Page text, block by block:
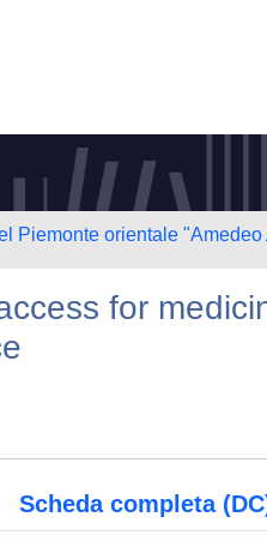
Piemonte orientale "Amedeo
for
Scheda completa